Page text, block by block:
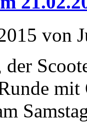
von